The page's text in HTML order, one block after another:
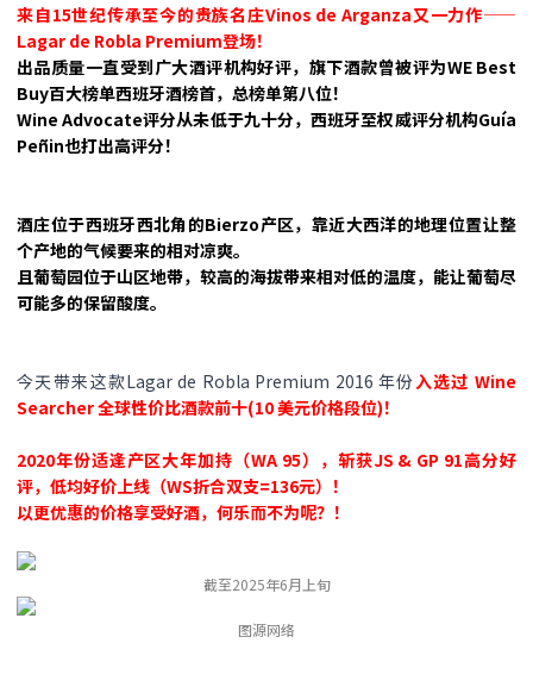
来自15世纪传承至今的贵族名庄Vinos de Arganza又一力作——
Lagar de Robla Premium登场！
出品质量一直受到广大酒评机构好评，旗下酒款曾被评为WE Best
Buy百大榜单西班牙酒榜首，总榜单第八位！
Wine Advocate评分从未低于九十分，西班牙至权威评分机构Guía
Peñin也打出高评分！
酒庄位于西班牙西北角的Bierzo产区，靠近大西洋的地理位置让整
个产地的气候要来的相对凉爽。
且葡萄园位于山区地带，较高的海拔带来相对低的温度，能让葡萄尽
可能多的保留酸度。
今天带来这款Lagar de Robla Premium 2016 年份 入选过 Wine
Searcher 全球性价比酒款前十(10 美元价格段位)！
2020年份适逢产区大年加持（WA 95），斩获JS & GP 91高分好
评，低均好价上线（WS折合双支=136元）！
以更优惠的价格享受好酒，何乐而不为呢？！
截至2025年6月上旬
图源网络